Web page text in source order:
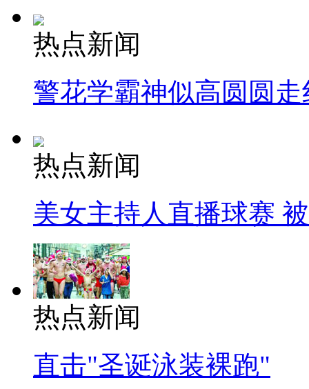
热点新闻
警花学霸神似高圆圆走
热点新闻
美女主持人直播球赛
热点新闻
直击"圣诞泳装裸跑"